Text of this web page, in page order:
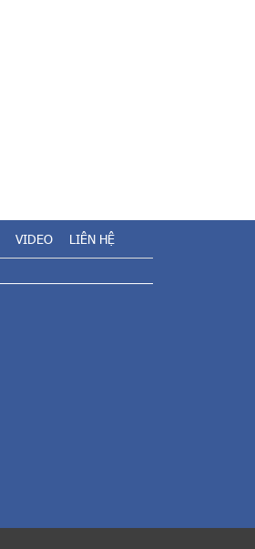
VIDEO LIÊN HỆ